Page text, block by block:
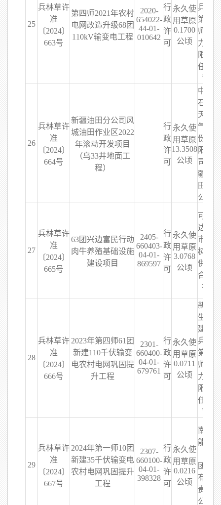
25
兵林草许
准
〔2024〕
663号
第四师2021年农村
电网改造升级68团
110kV输变电工程
2020-
654022-
44-01-
010642
行
政
许
可
永久使
用草原
0.1700
公顷
兵团
第四
师电
力有
限责
任公
司
26
兵林草许
准
〔2024〕
664号
新疆油田分公司风
城油田作业区2022
年滚动开发项目
（乌33井地面工
程）
行
政
许
可
永久使
用草原
13.3508
公顷
中国
石油
天然
气股
份有
限公
司新
疆油
田分
公司
27
兵林草许
准
〔2024〕
665号
63团兴边富民行动
肉牛养殖基础设施
建设项目
2405-
660403-
04-01-
869597
行
政
许
可
永久使
用草原
3.0768
公顷
可克
达拉
市榆
树庄
供销
合作
社
28
兵林草许
准
〔2024〕
666号
2023年第四师61团
新建110千伏输变
电农村电网巩固提
升工程
2301-
660400-
04-01-
679761
行
政
许
可
永久使
用草原
0.0711
公顷
新疆
生产
建设
兵团
第四
师电
力有
限责
任公
司
29
兵林草许
准
〔2024〕
667号
2024年第一师10团
新建35千伏输变电
农村电网巩固提升
工程
2307-
660100-
04-01-
398328
行
政
许
可
永久使
用草原
0.0216
公顷
南疆
能源
团）
有限
责任
公司